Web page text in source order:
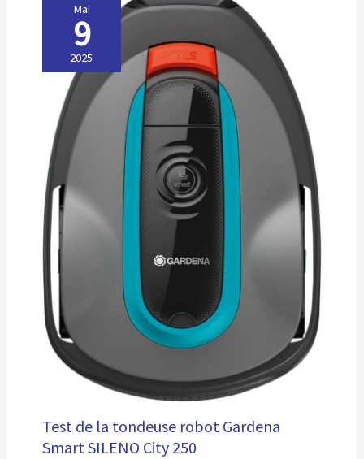
Mai
9
2025
Test de la tondeuse robot Gardena
Smart SILENO City 250